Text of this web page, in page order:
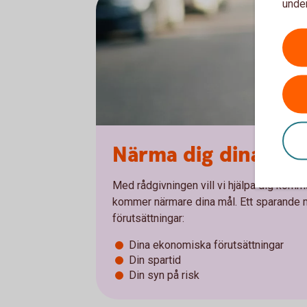
Närma dig dina
Med rådgivningen vill vi hjälpa dig
kommer närmare dina mål. Ett
förutsättningar:
Dina ekonomiska förutsättningar
Din spartid
Din syn på risk